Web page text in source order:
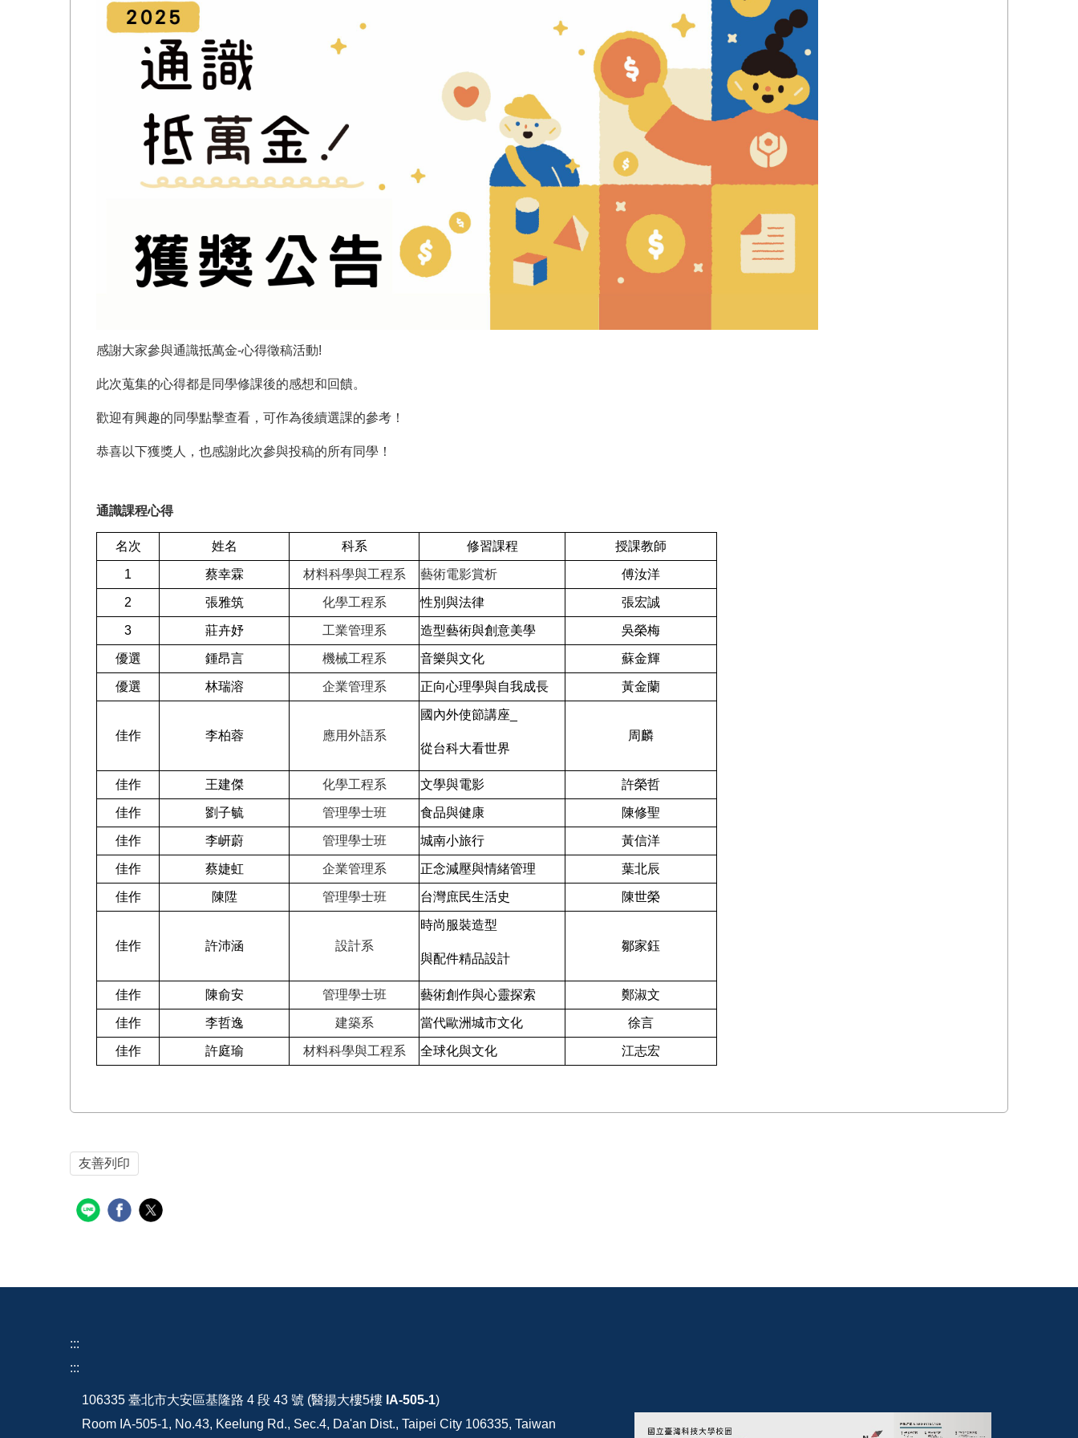
感謝大家參與通識抵萬金-心得徵稿活動!
此次蒐集的心得都是同學修課後的感想和回饋。
歡迎有興趣的同學點擊查看，可作為後續選課的參考！
恭喜以下獲獎人，也感謝此次參與投稿的所有同學！
通識課程心得
名次 姓名 科系 修習課程 授課教師
1 蔡幸霖 材料科學與工程系 藝術電影賞析 傅汝洋
2 張雅筑 化學工程系 性別與法律 張宏誠
3 莊卉妤 工業管理系 造型藝術與創意美學 吳榮梅
優選 鍾昂言 機械工程系 音樂與文化 蘇金輝
優選 林瑞溶 企業管理系 正向心理學與自我成長 黃金蘭
佳作 李柏蓉 應用外語系
國內外使節講座_
從台科大看世界
周麟
佳作 王建傑 化學工程系 文學與電影 許榮哲
佳作 劉子毓 管理學士班 食品與健康 陳修聖
佳作 李岍蔚 管理學士班 城南小旅行 黃信洋
佳作 蔡婕虹 企業管理系 正念減壓與情緒管理 葉北辰
佳作 陳陞 管理學士班 台灣庶民生活史 陳世榮
佳作 許沛涵 設計系
時尚服裝造型
與配件精品設計
鄒家鈺
佳作 陳俞安 管理學士班 藝術創作與心靈探索 鄭淑文
佳作 李哲逸 建築系 當代歐洲城市文化 徐言
佳作 許庭瑜 材料科學與工程系 全球化與文化 江志宏
友善列印
:::
:::
106335 臺北市大安區基隆路 4 段 43 號 (醫揚大樓5樓 IA-505-1)
Room IA-505-1, No.43, Keelung Rd., Sec.4, Da'an Dist., Taipei City 106335, Taiwan